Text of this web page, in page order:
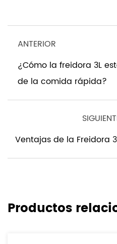
ANTERIOR
¿Cómo la freidora 3L
de la comida rápida?
Ventajas de la Freidora
Productos